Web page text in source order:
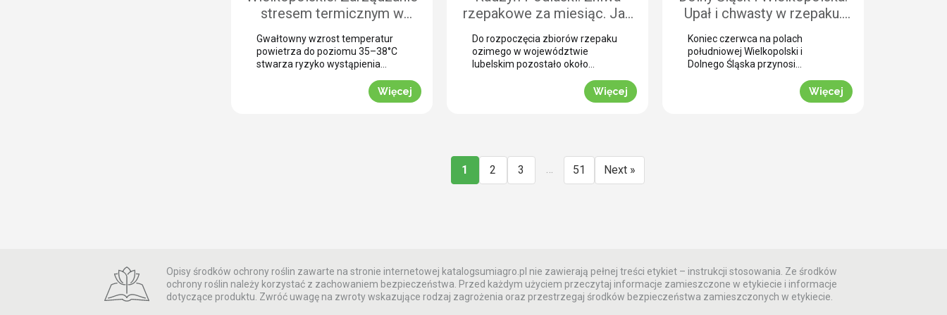
uwagę, aby […]
stresem termicznym w
uprawie buraka cukrowego.
Możliwości aplikacji w
bieżących warunkach
pogodowych
Gwałtowny wzrost temperatur
powietrza do poziomu 35–38°C
stwarza ryzyko wystąpienia
specyficznych uwarunkowaniach
Więcej
rzepakowe za miesiąc. Jak
prawidłowo przeprowadzić
desykację? (WIDEO)
Do rozpoczęcia zbiorów rzepaku
ozimego w województwie
lubelskim pozostało około
moment na zaplanowanie
przeprowadzona desykacja
Więcej
Upał i chwasty w rzepaku.
Jak uratować plon przed
samym wjazdem kombajnu?
Koniec czerwca na polach
południowej Wielkopolski i
Dolnego Śląska przynosi
skrajne emocje (BBCH 80-83).Więcej
1 2 3 … 51 Next »
Opisy środków ochrony roślin zawarte na stronie internetowej katalogsumiagro.pl nie zawierają pełnej treści etykiet – instrukcji stosowania. Ze środków
ochrony roślin należy korzystać z zachowaniem bezpieczeństwa. Przed każdym użyciem przeczytaj informacje zamieszczone w etykiecie i informacje
dotyczące produktu. Zwróć uwagę na zwroty wskazujące rodzaj zagrożenia oraz przestrzegaj środków bezpieczeństwa zamieszczonych w etykiecie.